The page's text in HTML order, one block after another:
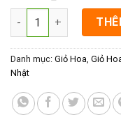
Lẵng hoa sinh nhật
Danh mục: Giỏ Hoa Giỏ
Nhật